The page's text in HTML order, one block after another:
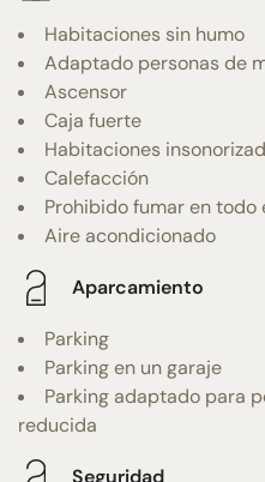
Habitaciones sin humo
Adaptado personas de
Ascensor
Caja fuerte
Habitaciones
Calefacción
Prohibido fumar en todo
Aire acondicionado
Aparcamiento
Parking
Parking en un garaje
Parking adaptado para
reducida
Seguridad